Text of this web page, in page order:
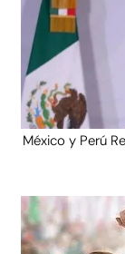
México y Perú